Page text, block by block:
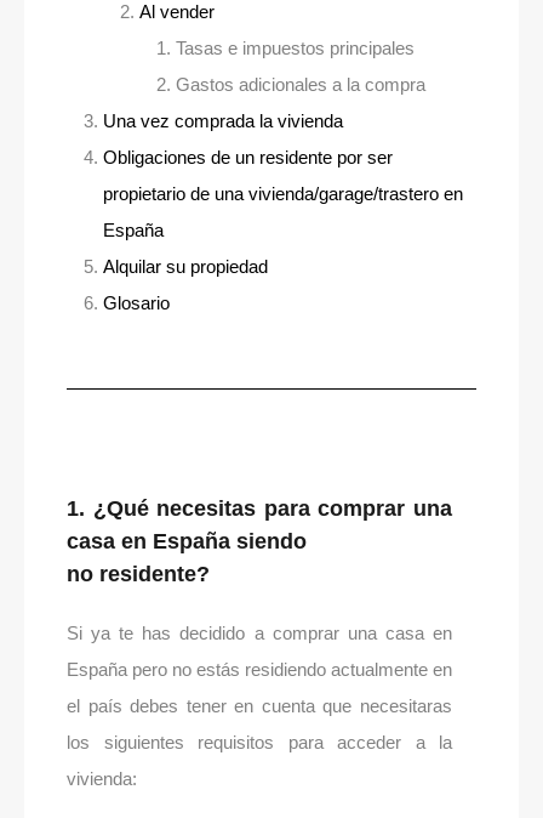
Al vender
Tasas e impuestos principales
Gastos adicionales a la compra
Una vez comprada la vivienda
Obligaciones de un residente por ser
propietario de una vivienda/garage/trastero en
España
Alquilar su propiedad
Glosario
1. ¿Qué necesitas para comprar una
casa en España siendo
no residente?
Si ya te has decidido a comprar una casa en
España pero no estás residiendo actualmente en
el país debes tener en cuenta que necesitaras
los siguientes requisitos para acceder a la
vivienda: